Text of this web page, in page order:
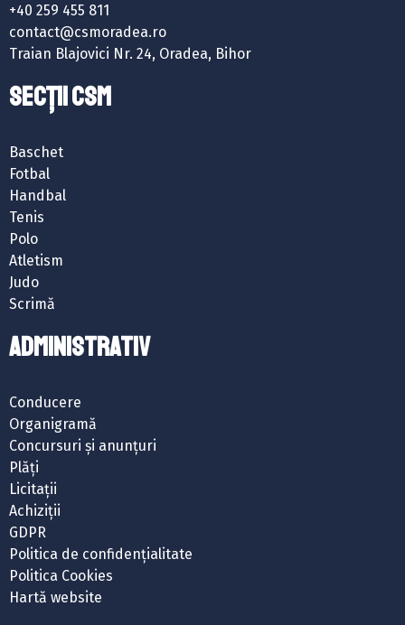
+40 259 455 811
contact@csmoradea.ro
Traian Blajovici Nr. 24, Oradea, Bihor
SECȚII CSM
Baschet
Fotbal
Handbal
Tenis
Polo
Atletism
Judo
Scrimă
ADMINISTRATIV
Conducere
Organigramă
Concursuri și anunțuri
Plăți
Licitații
Achiziții
GDPR
Politica de confidențialitate
Politica Cookies
Hartă website